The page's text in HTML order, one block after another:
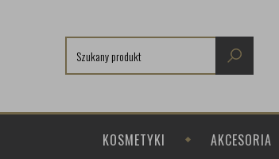
KOSMETYKI AKCESORIA